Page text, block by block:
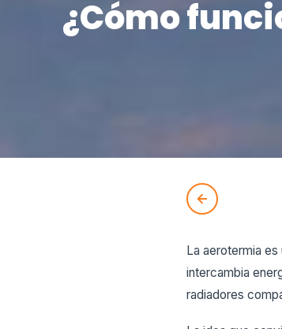
¿Cómo
La aerotermia
intercambia
radiadores